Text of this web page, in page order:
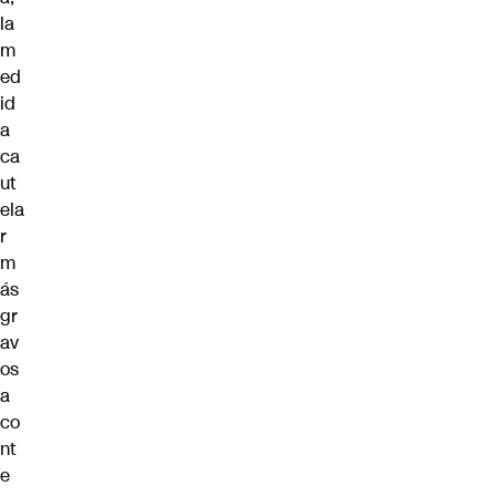
la
m
ed
id
a
ca
ut
ela
r
m
ás
gr
av
os
a
co
nt
e